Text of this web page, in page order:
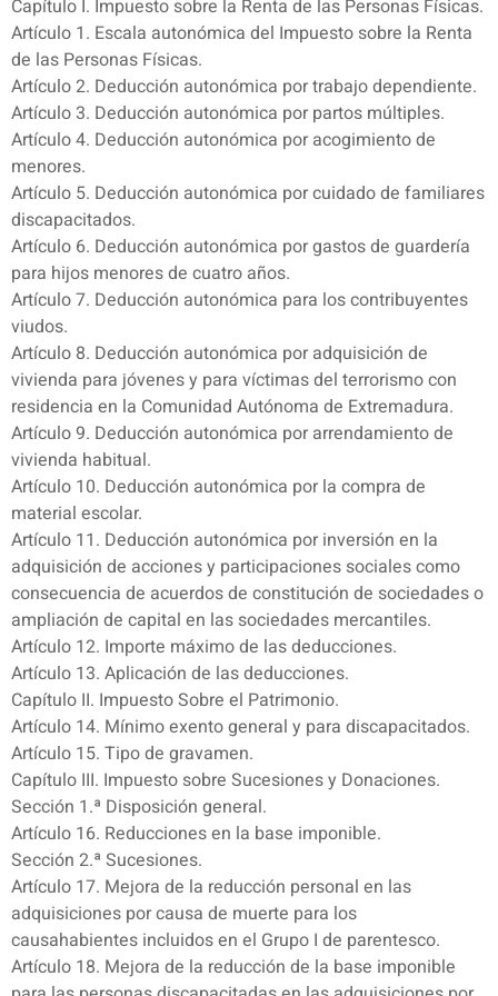
Capítulo I. Impuesto sobre la Renta de las Personas Físicas.
Artículo 1. Escala autonómica del Impuesto sobre la Renta
de las Personas Físicas.
Artículo 2. Deducción autonómica por trabajo dependiente.
Artículo 3. Deducción autonómica por partos múltiples.
Artículo 4. Deducción autonómica por acogimiento de
menores.
Artículo 5. Deducción autonómica por cuidado de familiares
discapacitados.
Artículo 6. Deducción autonómica por gastos de guardería
para hijos menores de cuatro años.
Artículo 7. Deducción autonómica para los contribuyentes
viudos.
Artículo 8. Deducción autonómica por adquisición de
vivienda para jóvenes y para víctimas del terrorismo con
residencia en la Comunidad Autónoma de Extremadura.
Artículo 9. Deducción autonómica por arrendamiento de
vivienda habitual.
Artículo 10. Deducción autonómica por la compra de
material escolar.
Artículo 11. Deducción autonómica por inversión en la
adquisición de acciones y participaciones sociales como
consecuencia de acuerdos de constitución de sociedades o
ampliación de capital en las sociedades mercantiles.
Artículo 12. Importe máximo de las deducciones.
Artículo 13. Aplicación de las deducciones.
Capítulo II. Impuesto Sobre el Patrimonio.
Artículo 14. Mínimo exento general y para discapacitados.
Artículo 15. Tipo de gravamen.
Capítulo III. Impuesto sobre Sucesiones y Donaciones.
Sección 1.ª Disposición general.
Artículo 16. Reducciones en la base imponible.
Sección 2.ª Sucesiones.
Artículo 17. Mejora de la reducción personal en las
adquisiciones por causa de muerte para los
causahabientes incluidos en el Grupo I de parentesco.
Artículo 18. Mejora de la reducción de la base imponible